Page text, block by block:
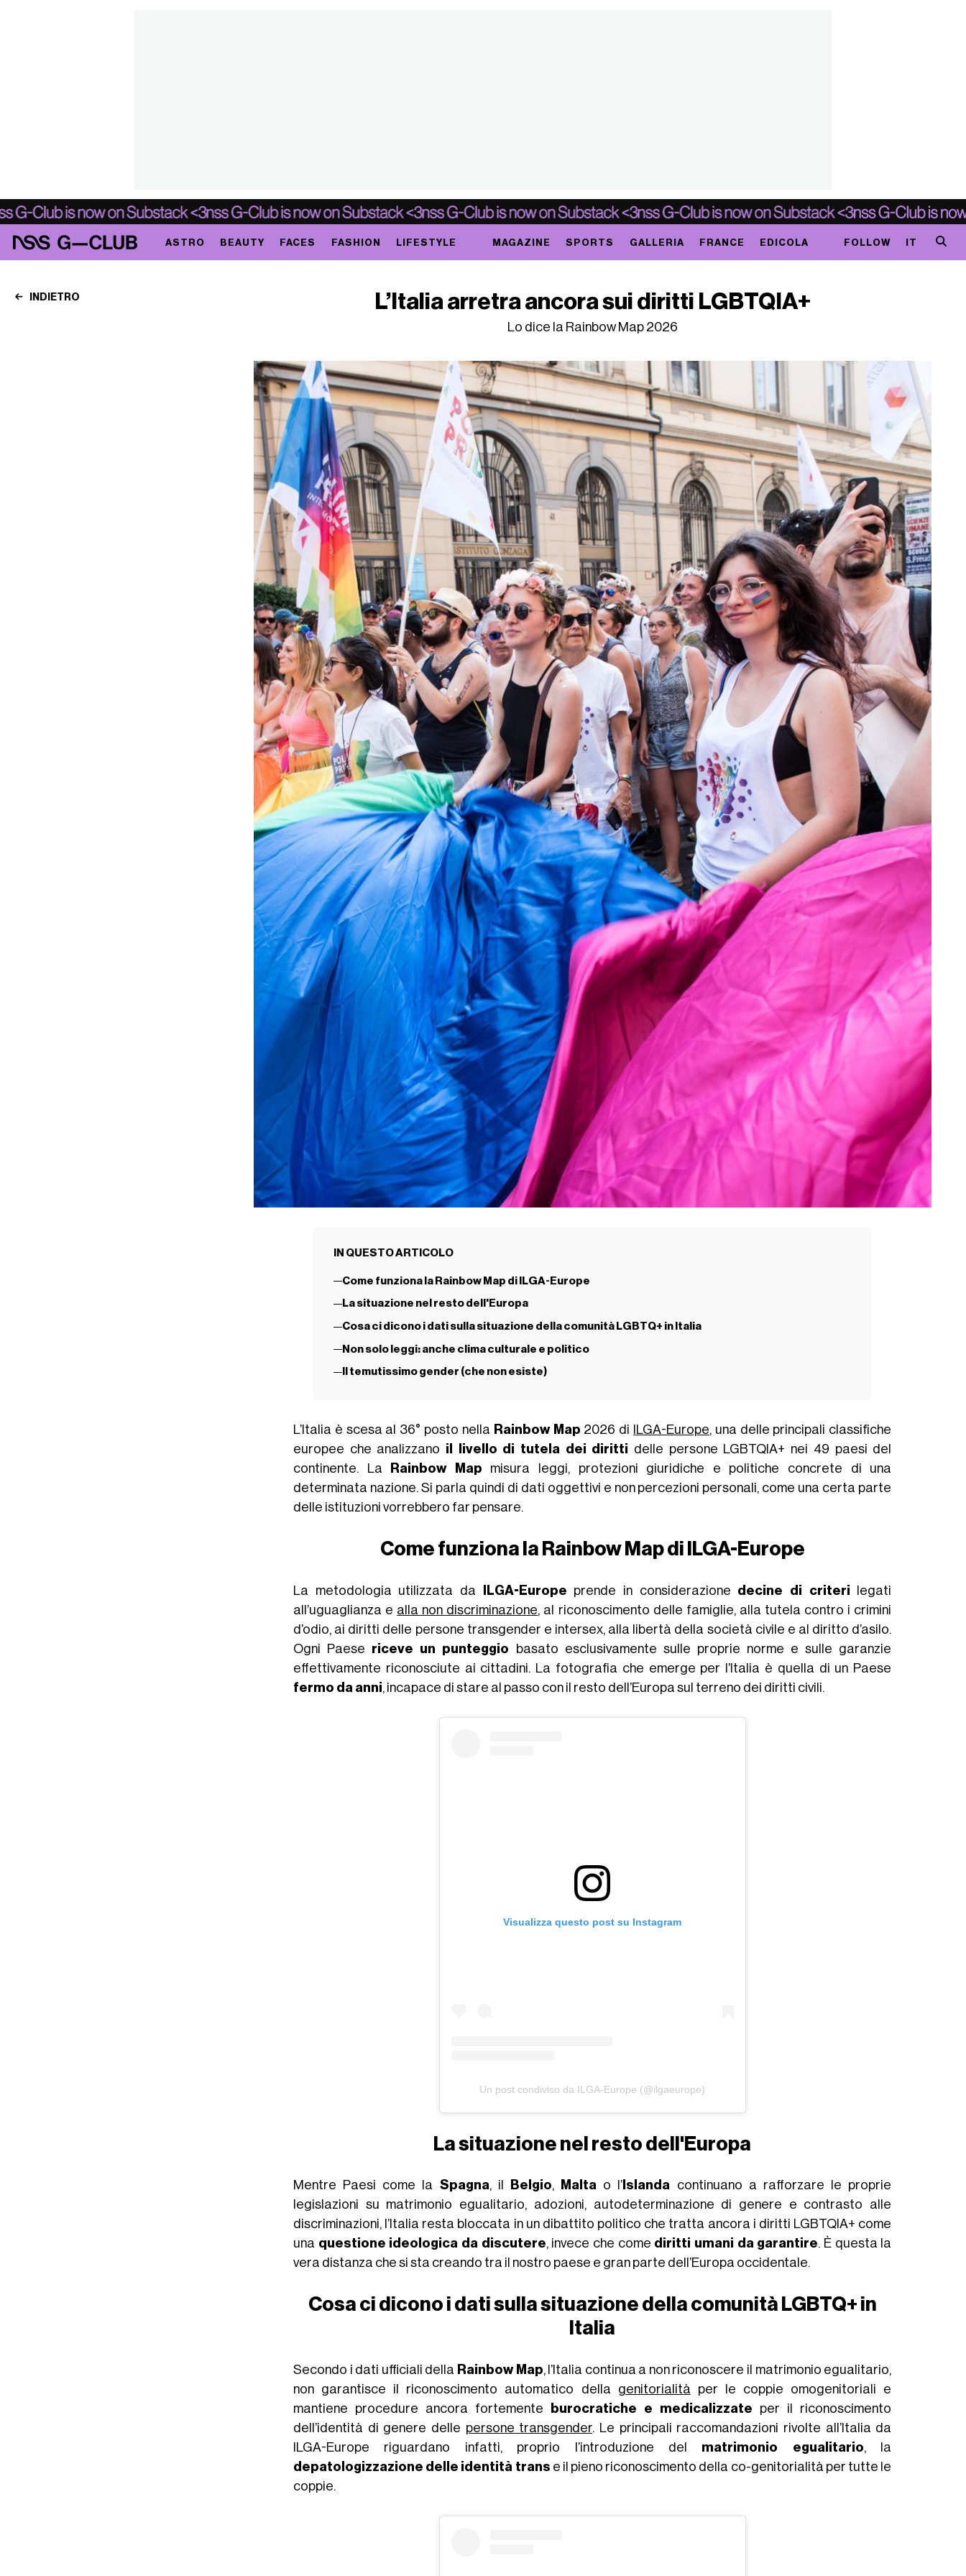
ASTRO BEAUTY FACES FASHION LIFESTYLE MAGAZINE SPORTS GALLERIA FRANCE EDICOLA FOLLOW IT
INDIETRO L’Italia arretra ancora sui diritti LGBTQIA+
Lo dice la Rainbow Map 2026
IN QUESTO ARTICOLO
Come funziona la Rainbow Map di ILGA-Europe
La situazione nel resto dell'Europa
Cosa ci dicono i dati sulla situazione della comunità LGBTQ+ in Italia
Non solo leggi: anche clima culturale e politico
Il temutissimo gender (che non esiste)
L’Italia è scesa al 36° posto nella Rainbow Map 2026 di ILGA-Europe, una delle principali classifiche
europee che analizzano il livello di tutela dei diritti delle persone LGBTQIA+ nei 49 paesi del
continente. La Rainbow Map misura leggi, protezioni giuridiche e politiche concrete di una
determinata nazione. Si parla quindi di dati oggettivi e non percezioni personali, come una certa parte
delle istituzioni vorrebbero far pensare.
Come funziona la Rainbow Map di ILGA-Europe
La metodologia utilizzata da ILGA-Europe prende in considerazione decine di criteri legati
all’uguaglianza e alla non discriminazione, al riconoscimento delle famiglie, alla tutela contro i crimini
d’odio, ai diritti delle persone transgender e intersex, alla libertà della società civile e al diritto d’asilo.
Ogni Paese riceve un punteggio basato esclusivamente sulle proprie norme e sulle garanzie
effettivamente riconosciute ai cittadini. La fotografia che emerge per l’Italia è quella di un Paese
fermo da anni, incapace di stare al passo con il resto dell’Europa sul terreno dei diritti civili.
Visualizza questo post su Instagram
Un post condiviso da ILGA-Europe (@ilgaeurope)
La situazione nel resto dell'Europa
Mentre Paesi come la Spagna, il Belgio, Malta o l’ Islanda continuano a rafforzare le proprie
legislazioni su matrimonio egualitario, adozioni, autodeterminazione di genere e contrasto alle
discriminazioni, l’Italia resta bloccata in un dibattito politico che tratta ancora i diritti LGBTQIA+ come
una questione ideologica da discutere, invece che come diritti umani da garantire. È questa la
vera distanza che si sta creando tra il nostro paese e gran parte dell’Europa occidentale.
Cosa ci dicono i dati sulla situazione della comunità LGBTQ+ in
Italia
Secondo i dati ufficiali della Rainbow Map, l’Italia continua a non riconoscere il matrimonio egualitario,
non garantisce il riconoscimento automatico della genitorialità per le coppie omogenitoriali e
mantiene procedure ancora fortemente
burocratiche e medicalizzate per il riconoscimento
dell’identità di genere delle persone transgender. Le principali raccomandazioni rivolte all’Italia da
ILGA-Europe riguardano infatti, proprio l’introduzione del matrimonio egualitario, la
depatologizzazione delle identità trans e il pieno riconoscimento della co-genitorialità per tutte le
coppie.